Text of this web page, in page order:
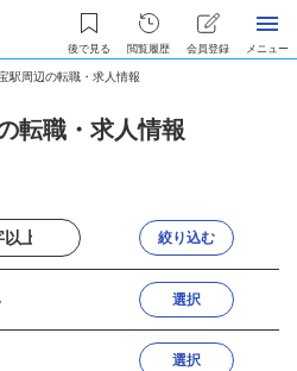
後で見る 閲覧履歴 会員登録 メニュー
駅周辺の転職・求人情報
転職・求人情報
絞り込む
選択
選択